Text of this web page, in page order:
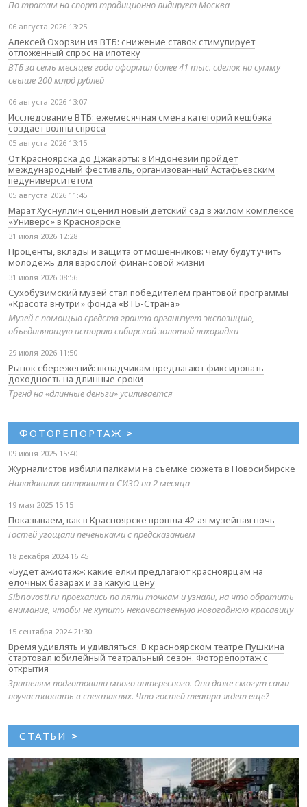
По тратам на спорт традиционно лидирует Москва
06 августа 2026 13:25
Алексей Охорзин из ВТБ: снижение ставок стимулирует
отложенный спрос на ипотеку
ВТБ за семь месяцев года оформил более 41 тыс. сделок на сумму
свыше 200 млрд рублей
06 августа 2026 13:07
Исследование ВТБ: ежемесячная смена категорий кешбэка
создает волны спроса
05 августа 2026 13:15
От Красноярска до Джакарты: в Индонезии пройдёт
международный фестиваль, организованный Астафьевским
педуниверситетом
05 августа 2026 11:45
Марат Хуснуллин оценил новый детский сад в жилом комплексе
«Универс» в Красноярске
31 июля 2026 12:28
Проценты, вклады и защита от мошенников: чему будут учить
молодёжь для взрослой финансовой жизни
31 июля 2026 08:56
Сухобузимский музей стал победителем грантовой программы
«Красота внутри» фонда «ВТБ-Страна»
Музей с помощью средств гранта организует экспозицию,
объединяющую историю сибирской золотой лихорадки
29 июля 2026 11:50
Рынок сбережений: вкладчикам предлагают фиксировать
доходность на длинные сроки
Тренд на «длинные деньги» усиливается
ФОТОРЕПОРТАЖ >
09 июня 2025 15:40
Журналистов избили палками на съемке сюжета в Новосибирске
Нападавших отправили в СИЗО на 2 месяца
19 мая 2025 15:15
Показываем, как в Красноярске прошла 42-ая музейная ночь
Гостей угощали печеньками с предсказанием
18 декабря 2024 16:45
«Будет ажиотаж»: какие елки предлагают красноярцам на
елочных базарах и за какую цену
Sibnovosti.ru проехались по пяти точкам и узнали, на что обратить
внимание, чтобы не купить некачественную новогоднюю красавицу
15 сентября 2024 21:30
Время удивлять и удивляться. В красноярском театре Пушкина
стартовал юбилейный театральный сезон. Фоторепортаж с
открытия
Зрителям подготовили много интересного. Они даже смогут сами
поучаствовать в спектаклях. Что гостей театра ждет еще?
СТАТЬИ >